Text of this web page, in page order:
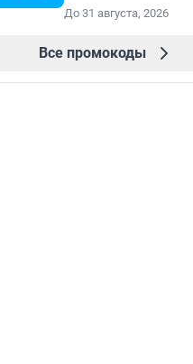
До 31 августа, 2026
Все промокоды